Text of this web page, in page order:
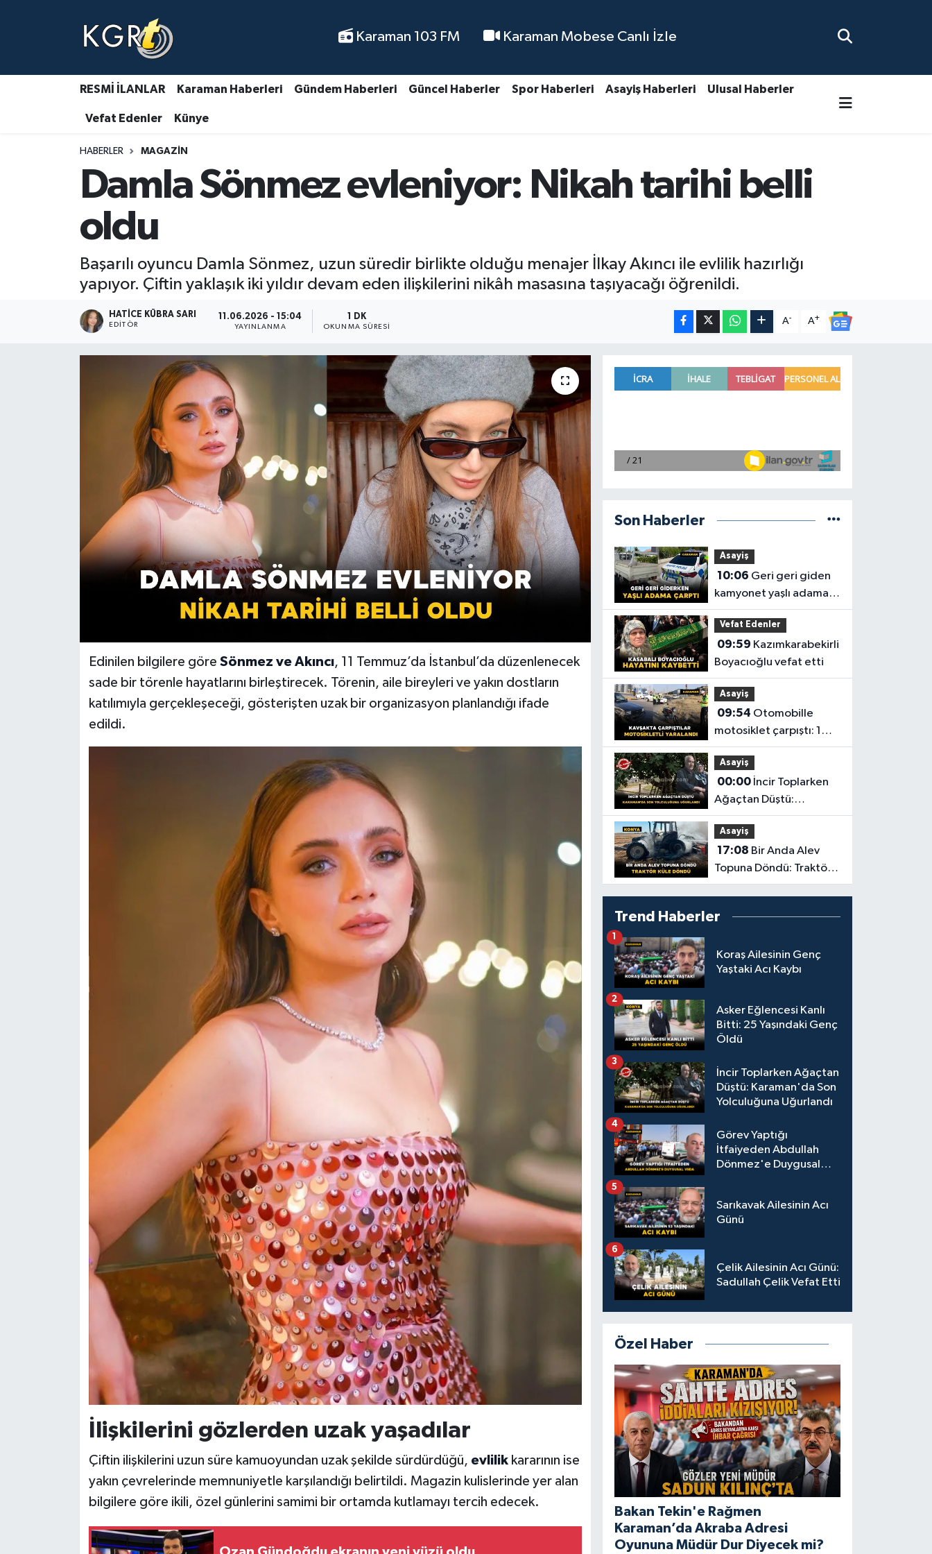
Karaman 103 FM Karaman Mobese Canlı İzle
RESMİ İLANLAR Karaman Haberleri Gündem Haberleri Güncel Haberler Spor Haberleri Asayiş Haberleri Ulusal Haberler
Vefat Edenler Künye
HABERLER MAGAZIN
Damla Sönmez evleniyor: Nikah tarihi belli
oldu
Başarılı oyuncu Damla Sönmez, uzun süredir birlikte olduğu menajer İlkay Akıncı ile evlilik hazırlığı
yapıyor. Çiftin yaklaşık iki yıldır devam eden ilişkilerini nikâh masasına taşıyacağı öğrenildi.
HATICE KÜBRA SARI
EDITÖR
11.06.2026 - 15:04
YAYINLANMA
1 DK
OKUNMA SÜRESI
A- A+
Edinilen bilgilere göre Sönmez ve Akıncı, 11 Temmuz’da İstanbul’da düzenlenecek
sade bir törenle hayatlarını birleştirecek. Törenin, aile bireyleri ve yakın dostların
katılımıyla gerçekleşeceği, gösterişten uzak bir organizasyon planlandığı ifade
edildi.
İlişkilerini gözlerden uzak yaşadılar
Çiftin ilişkilerini uzun süre kamuoyundan uzak şekilde sürdürdüğü, evlilikkararının ise
yakın çevrelerinde memnuniyetle karşılandığı belirtildi. Magazin kulislerinde yer alan
bilgilere göre ikili, özel günlerini samimi bir ortamda kutlamayı tercih edecek.
Son Haberler
Asayiş
10:06
kamyonet yaşlı adama
çarptı: 1 yaralı
Vefat Edenler
09:59
Boyacıoğlu vefat etti
Asayiş
09:54
motosiklet çarpıştı: 1
yaralı
Asayiş
00:00İncir Toplarken
Ağaçtan Düştü:
Karaman'da Son
Yolculuğuna Uğurlandı
Asayiş
17:08
Topuna Döndü: Traktör
Küle Döndü
Trend Haberler
Koraş Ailesinin Genç
Yaştaki Acı Kaybı
1
Asker Eğlencesi Kanlı
Bitti: 25 Yaşındaki Genç
Öldü
2
İncir Toplarken Ağaçtan
Düştü: Karaman'da Son
Yolculuğuna Uğurlandı
3
Görev Yaptığı
İtfaiyeden Abdullah
Dönmez'e Duygusal
4
Sarıkavak Ailesinin Acı
Günü
5
Çelik Ailesinin Acı Günü:
Sadullah Çelik Vefat Etti
6
Özel Haber
Bakan Tekin'e Rağmen
Karaman’da Akraba Adresi
Oyununa Müdür Dur Diyecek mi?
Karaman Haberleri
Gündem Haberleri
Güncel Haberler
Asayiş Haberleri
Ulusal Haberler
Vefat Edenler